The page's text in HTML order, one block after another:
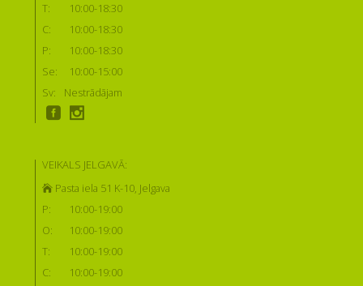
T:
10:00-18:30
C:
10:00-18:30
P:
10:00-18:30
Se:
10:00-15:00
Sv:
Nestrādājam
VEIKALS JELGAVĀ:
Pasta iela 51 K-10, Jelgava
P:
10:00-19:00
O:
10:00-19:00
T:
10:00-19:00
C:
10:00-19:00